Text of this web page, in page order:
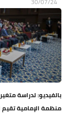
بالفيديو: لدراسة
منظمة الإمامية تقيم